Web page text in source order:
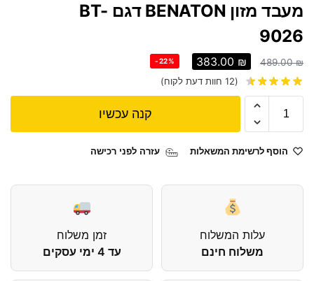
מעבד מזון BENATON דגם BT-
9026
489.00₪
383.00 ₪
-22%
(
12 חוות דעת לקוח)
קנה עכשיו
הוסף לרשימת המשאלות עזרה לפני רכישה
עלות המשלוח
משלוח חינם
זמן משלוח
עד 4 ימי עסקים